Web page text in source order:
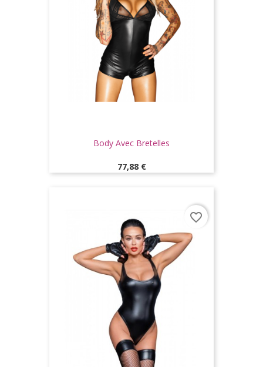
Body Avec Bretelles
Prix
77,88 €
favorite_border